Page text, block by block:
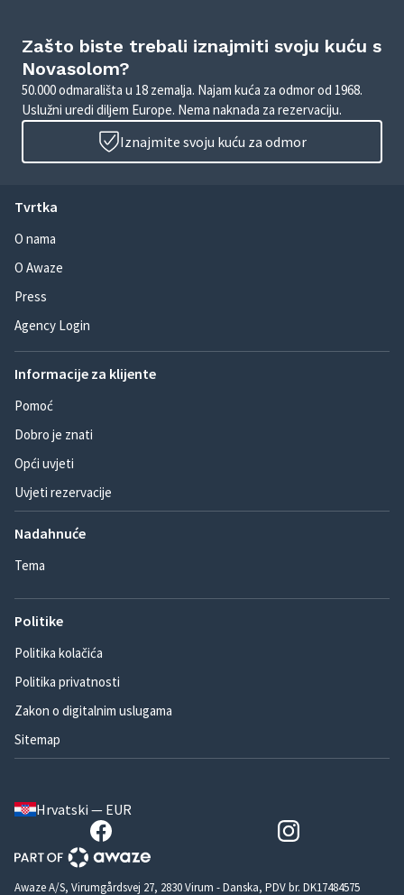
Zašto biste trebali iznajmiti svoju kuću s
Novasolom?
50.000 odmarališta u 18 zemalja. Najam kuća za odmor od 1968.
Uslužni uredi diljem Europe. Nema naknada za rezervaciju.
Iznajmite svoju kuću za odmor
Tvrtka
O nama
O Awaze
Press
Agency Login
Informacije za klijente
Pomoć
Dobro je znati
Opći uvjeti
Uvjeti rezervacije
Nadahnuće
Tema
Politike
Politika kolačića
Politika privatnosti
Zakon o digitalnim uslugama
Sitemap
Hrvatski — EUR
Awaze A/S, Virumgårdsvej 27, 2830 Virum - Danska, PDV br. DK17484575